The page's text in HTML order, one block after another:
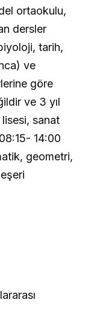
ortaokulu,
dersler
tarih,
ve
göre
ve 3 yıl
sanat
14:00
geometri,